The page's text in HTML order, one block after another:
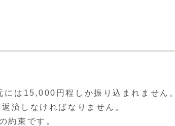
は15,000円程しか振り込まれません。
済しなければなりません。
約束です。